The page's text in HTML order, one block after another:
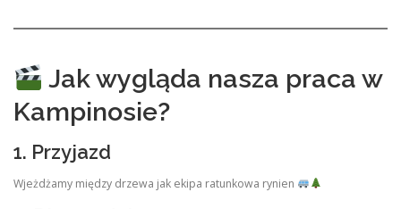
Jak wygląda nasza praca w
Kampinosie?
1. Przyjazd
Wjeżdżamy między drzewa jak ekipa ratunkowa rynien